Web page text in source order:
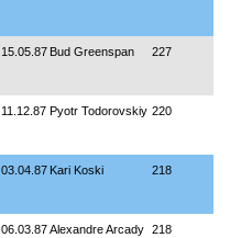
15.05.87 Bud Greenspan 227
11.12.87 Pyotr Todorovskiy 220
03.04.87 Kari Koski 218
06.03.87Alexandre Arcady 218